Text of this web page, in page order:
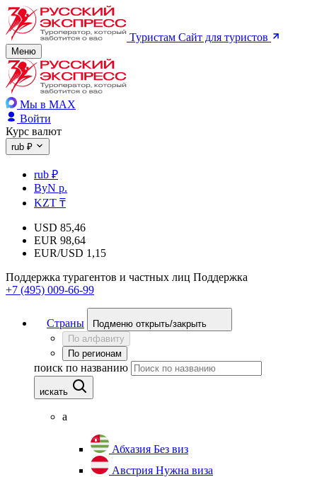
Туристам Сайт для туристов
Меню
Мы в MAX
Войти
Курс валют
rub ₽
rub ₽
ByN р.
KZT ₸
USD 85,46
EUR 98,64
EUR/USD 1,15
Поддержка турагентов и частных лиц Поддержка
+7 (495) 009-66-99
Страны
Подменю открыть/закрыть
По алфавиту
По регионам
поиск по названию
искать
а
Абхазия Без виз
Австрия Нужна виза